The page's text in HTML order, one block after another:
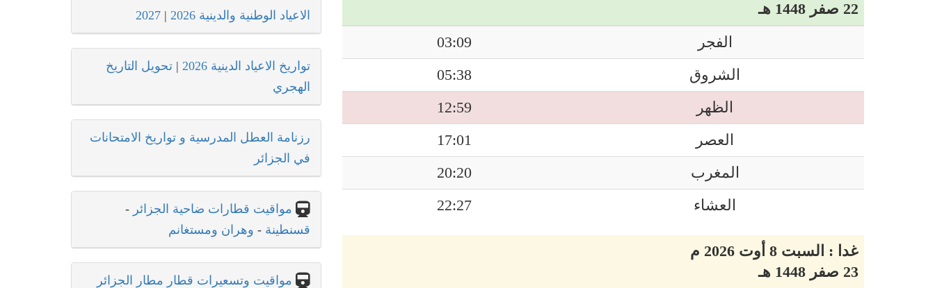
22 صفر 1448 هـ
الفجر
03:09
الشروق
05:38
الظهر
12:59
العصر
17:01
المغرب
20:20
العشاء
22:27
غدا : السبت 8 أوت 2026 م
23 صفر 1448 هـ
الاعياد الوطنية والدينية 2026 |
2027
تواريخ الاعياد الدينية 2026 | تحويل التاريخ
الهجري
رزنامة العطل المدرسية و تواريخ الامتحانات
في الجزائر
مواقيت قطارات ضاحية الجزائر -
قسنطينة - وهران ومستغانم
مواقيت وتسعيرات قطار مطار الجزائر